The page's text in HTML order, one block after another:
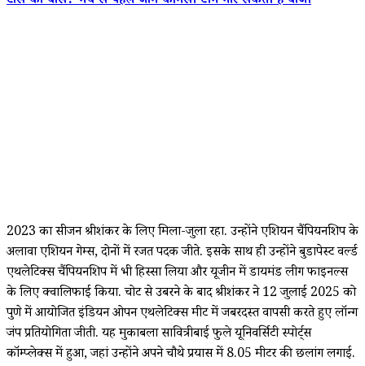
2023 का सीजन श्रीशंकर के लिए मिला-जुला रहा. उन्होंने एशियन चैंपियनशिप के
अलावा एशियन गेम्स, दोनों में रजत पदक जीते. इसके साथ ही उन्होंने बुडापेस्ट वर्ल्ड
एथलेटिक्स चैंपियनशिप में भी हिस्सा लिया और यूजीन में डायमंड लीग फाइनल्स
के लिए क्वालिफाई किया. चोट से उबरने के बाद श्रीशंकर ने 12 जुलाई 2025 को
पुणे में आयोजित इंडियन ओपन एथलेटिक्स मीट में जबरदस्त वापसी करते हुए लॉन्ग
जंप प्रतियोगिता जीती. यह मुकाबला सावित्रीबाई फुले यूनिवर्सिटी स्पोर्ट्स
कॉम्प्लेक्स में हुआ, जहां उन्होंने अपने चौथे प्रयास में 8.05 मीटर की छलांग लगाई.